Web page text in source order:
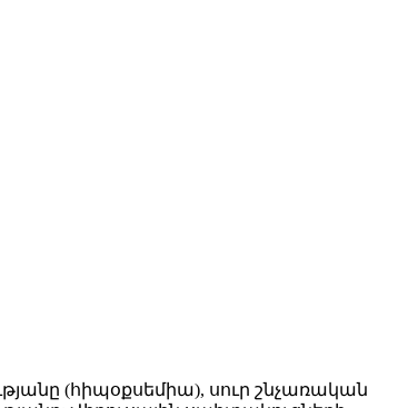
(հիպօքսեմիա), սուր շնչառական